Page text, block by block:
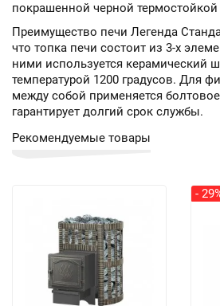
покрашенной черной термостойкой
Преимущество печи Легенда
что топка печи состоит из 3-х
ними используется керамический
температурой 1200 градусов. Для
между собой применяется
гарантирует долгий срок службы.
Рекомендуемые товары
-